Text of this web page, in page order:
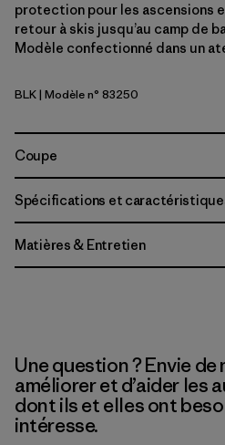
protection pour les ascensions
retour à skis jusqu’au camp de
Modèle confectionné dans un
Black
BLK| Modèle n° 83250
Coupe
Spécifications et
Matières & Entretien
Une question ? Envie de
améliorer et d’aider les
dont ils et elles ont
intéresse.